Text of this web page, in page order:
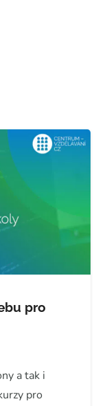
pro
a tak i
pro